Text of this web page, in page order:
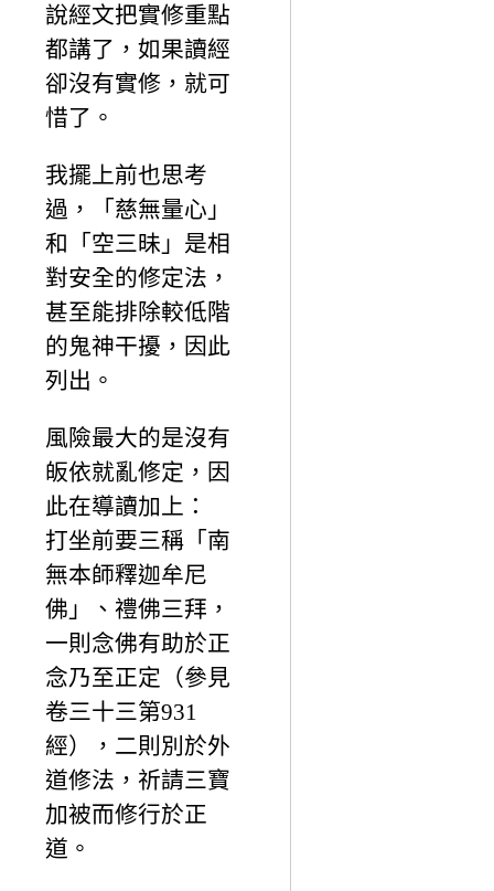
說經文把實修重點
都講了，如果讀經
卻沒有實修，就可
惜了。
我擺上前也思考
過，「慈無量心」
和「空三昧」是相
對安全的修定法，
甚至能排除較低階
的鬼神干擾，因此
列出。
風險最大的是沒有
皈依就亂修定，因
此在導讀加上：
打坐前要三稱「南
無本師釋迦牟尼
佛」、禮佛三拜，
一則念佛有助於正
念乃至正定（參見
卷三十三第931
經），二則別於外
道修法，祈請三寶
加被而修行於正
道。